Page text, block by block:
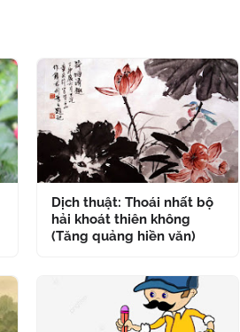
Dịch thuật: Thoái nhất bộ
hải khoát thiên không
(Tăng quảng hiền văn)